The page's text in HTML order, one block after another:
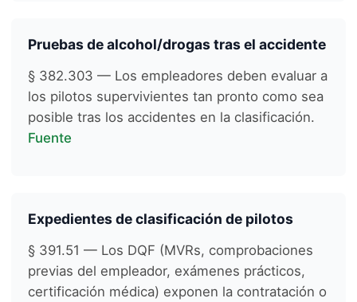
Pruebas de alcohol/drogas tras el accidente
§ 382.303 — Los empleadores deben evaluar a
los pilotos supervivientes tan pronto como sea
posible tras los accidentes en la clasificación.
Fuente
Expedientes de clasificación de pilotos
§ 391.51 — Los DQF (MVRs, comprobaciones
previas del empleador, exámenes prácticos,
certificación médica) exponen la contratación o